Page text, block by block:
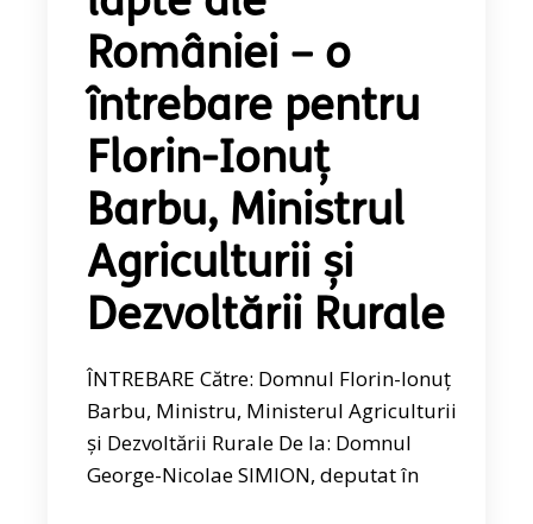
României – o
întrebare pentru
Florin-Ionuț
Barbu, Ministrul
Agriculturii și
Dezvoltării Rurale
ÎNTREBARE Către: Domnul Florin-Ionuț
Barbu, Ministru, Ministerul Agriculturii
și Dezvoltării Rurale De la: Domnul
George-Nicolae SIMION, deputat în